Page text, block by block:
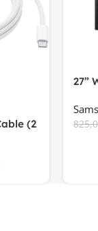
(2
27”